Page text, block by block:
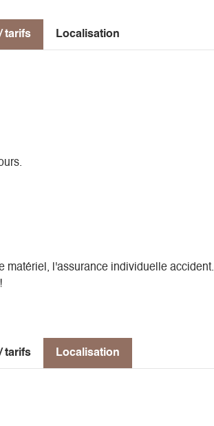
tarifs Localisation
matériel, l'assurance individuelle accident.
tarifs Localisation